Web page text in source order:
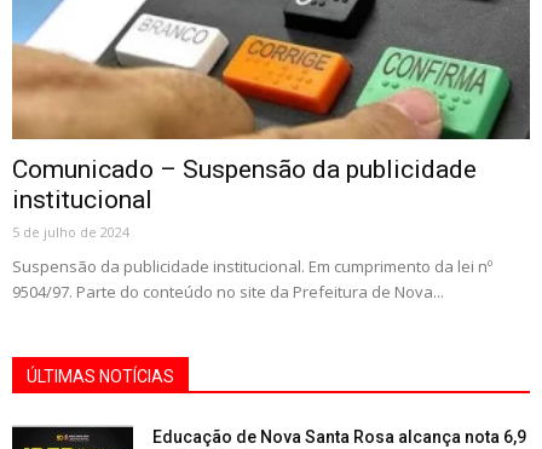
Comunicado – Suspensão da publicidade
institucional
5 de julho de 2024
Suspensão da publicidade institucional. Em cumprimento da lei nº
9504/97. Parte do conteúdo no site da Prefeitura de Nova...
ÚLTIMAS NOTÍCIAS
Educação de Nova Santa Rosa alcança nota 6,9